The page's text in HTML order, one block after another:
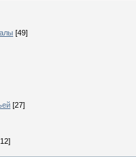
[49]
[27]